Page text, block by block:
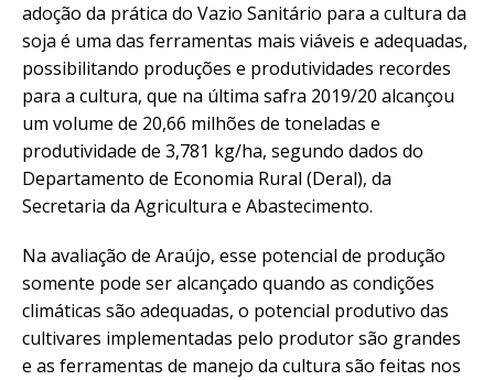
adoção da prática do Vazio Sanitário para a cultura da
soja é uma das ferramentas mais viáveis e adequadas,
possibilitando produções e produtividades recordes
para a cultura, que na última safra 2019/20 alcançou
um volume de 20,66 milhões de toneladas e
produtividade de 3,781 kg/ha, segundo dados do
Departamento de Economia Rural (Deral), da
Secretaria da Agricultura e Abastecimento.
Na avaliação de Araújo, esse potencial de produção
somente pode ser alcançado quando as condições
climáticas são adequadas, o potencial produtivo das
cultivares implementadas pelo produtor são grandes
e as ferramentas de manejo da cultura são feitas nos